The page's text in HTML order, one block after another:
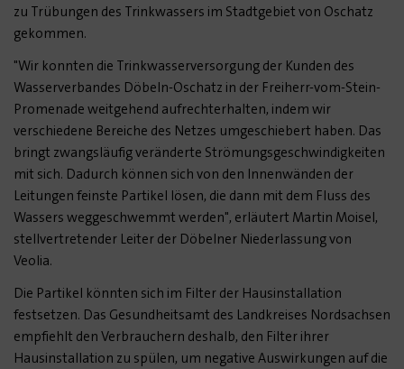
zu Trübungen des Trinkwassers im Stadtgebiet von Oschatz
gekommen.
"Wir konnten die Trinkwasserversorgung der Kunden des
Wasserverbandes Döbeln-Oschatz in der Freiherr-vom-Stein-
Promenade weitgehend aufrechterhalten, indem wir
verschiedene Bereiche des Netzes umgeschiebert haben. Das
bringt zwangsläufig veränderte Strömungsgeschwindigkeiten
mit sich. Dadurch können sich von den Innenwänden der
Leitungen feinste Partikel lösen, die dann mit dem Fluss des
Wassers weggeschwemmt werden", erläutert Martin Moisel,
stellvertretender Leiter der Döbelner Niederlassung von
Veolia.
Die Partikel könnten sich im Filter der Hausinstallation
festsetzen. Das Gesundheitsamt des Landkreises Nordsachsen
empfiehlt den Verbrauchern deshalb, den Filter ihrer
Hausinstallation zu spülen, um negative Auswirkungen auf die